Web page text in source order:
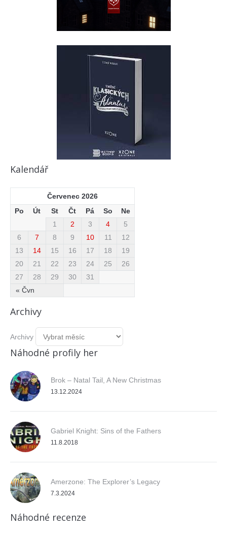
Kalendář
Červenec 2026
Po
Út St Čt Pá So Ne
« Čvn
1 2 3 4
5
6
7 8 9 10 11
12
13
14 15 16 17 18
19
20
21 22 23 24 25
26
27
28 29 30 31
Archivy
Archivy
Náhodné profily her
Brok – Natal Tail, A New Christmas
13.12.2024
Gabriel Knight: Sins of the Fathers
11.8.2018
Amerzone: The Explorer’s Legacy
7.3.2024
Náhodné recenze